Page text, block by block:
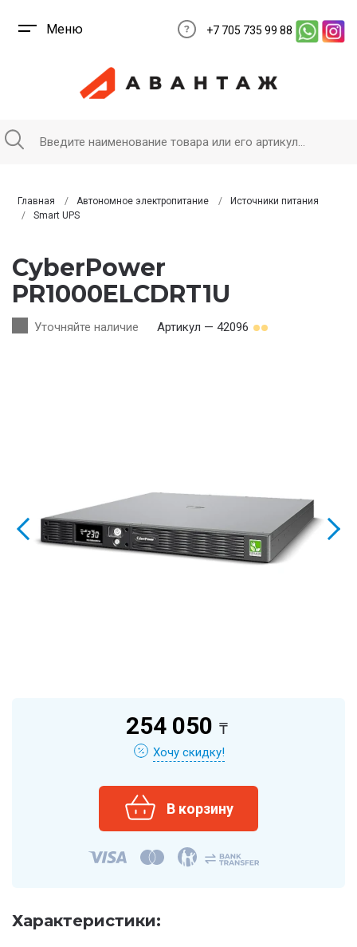
Меню +7 705 735 99 88
Главная Автономное электропитание
Источники питания
Smart UPS
CyberPower
PR1000ELCDRT1U
Уточняйте наличие Артикул — 42096
254 050 ₸
Хочу скидку!
Характеристики: